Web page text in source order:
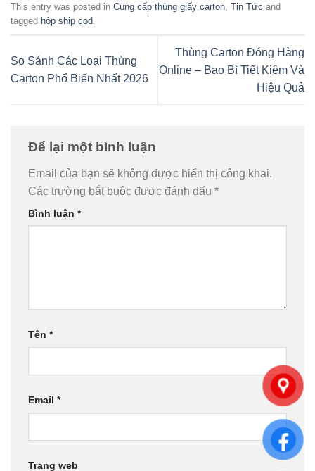
This entry was posted in Cung cấp thùng giấy carton Tin Tức and
tagged hộp ship cod
So Sánh Các Loại Thùng
Carton Phổ Biến Nhất 2026
Thùng Carton Đóng Hàng
Online – Bao Bì Tiết Kiệm Và
Hiệu Quả
Để lại một bình luận
Email của bạn sẽ không được hiển thị công khai.
Các trường bắt buộc được đánh dấu *
Bình luận *
Tên *
Email *
Trang web